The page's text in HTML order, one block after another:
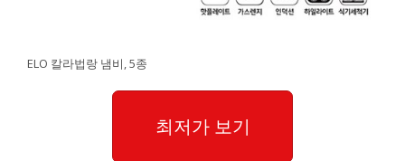
ELO 칼라법랑 냄비, 5종
최저가 보기